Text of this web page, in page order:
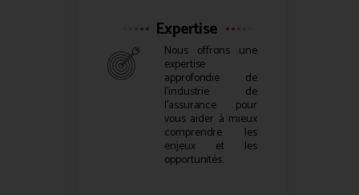
Expertise
Nous offrons une
expertise
approfondie de
l’industrie de
l’assurance pour
vous aider à mieux
comprendre les
enjeux et les
opportunités.